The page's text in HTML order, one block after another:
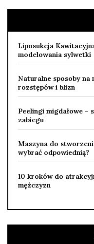
Liposukcja
modelowania sylwetki
Naturalne sposoby
rozstępów i blizn
Peelingi migdałowe –
zabiegu
Maszyna do
wybrać odpowiednią?
10 kroków do
mężczyzn